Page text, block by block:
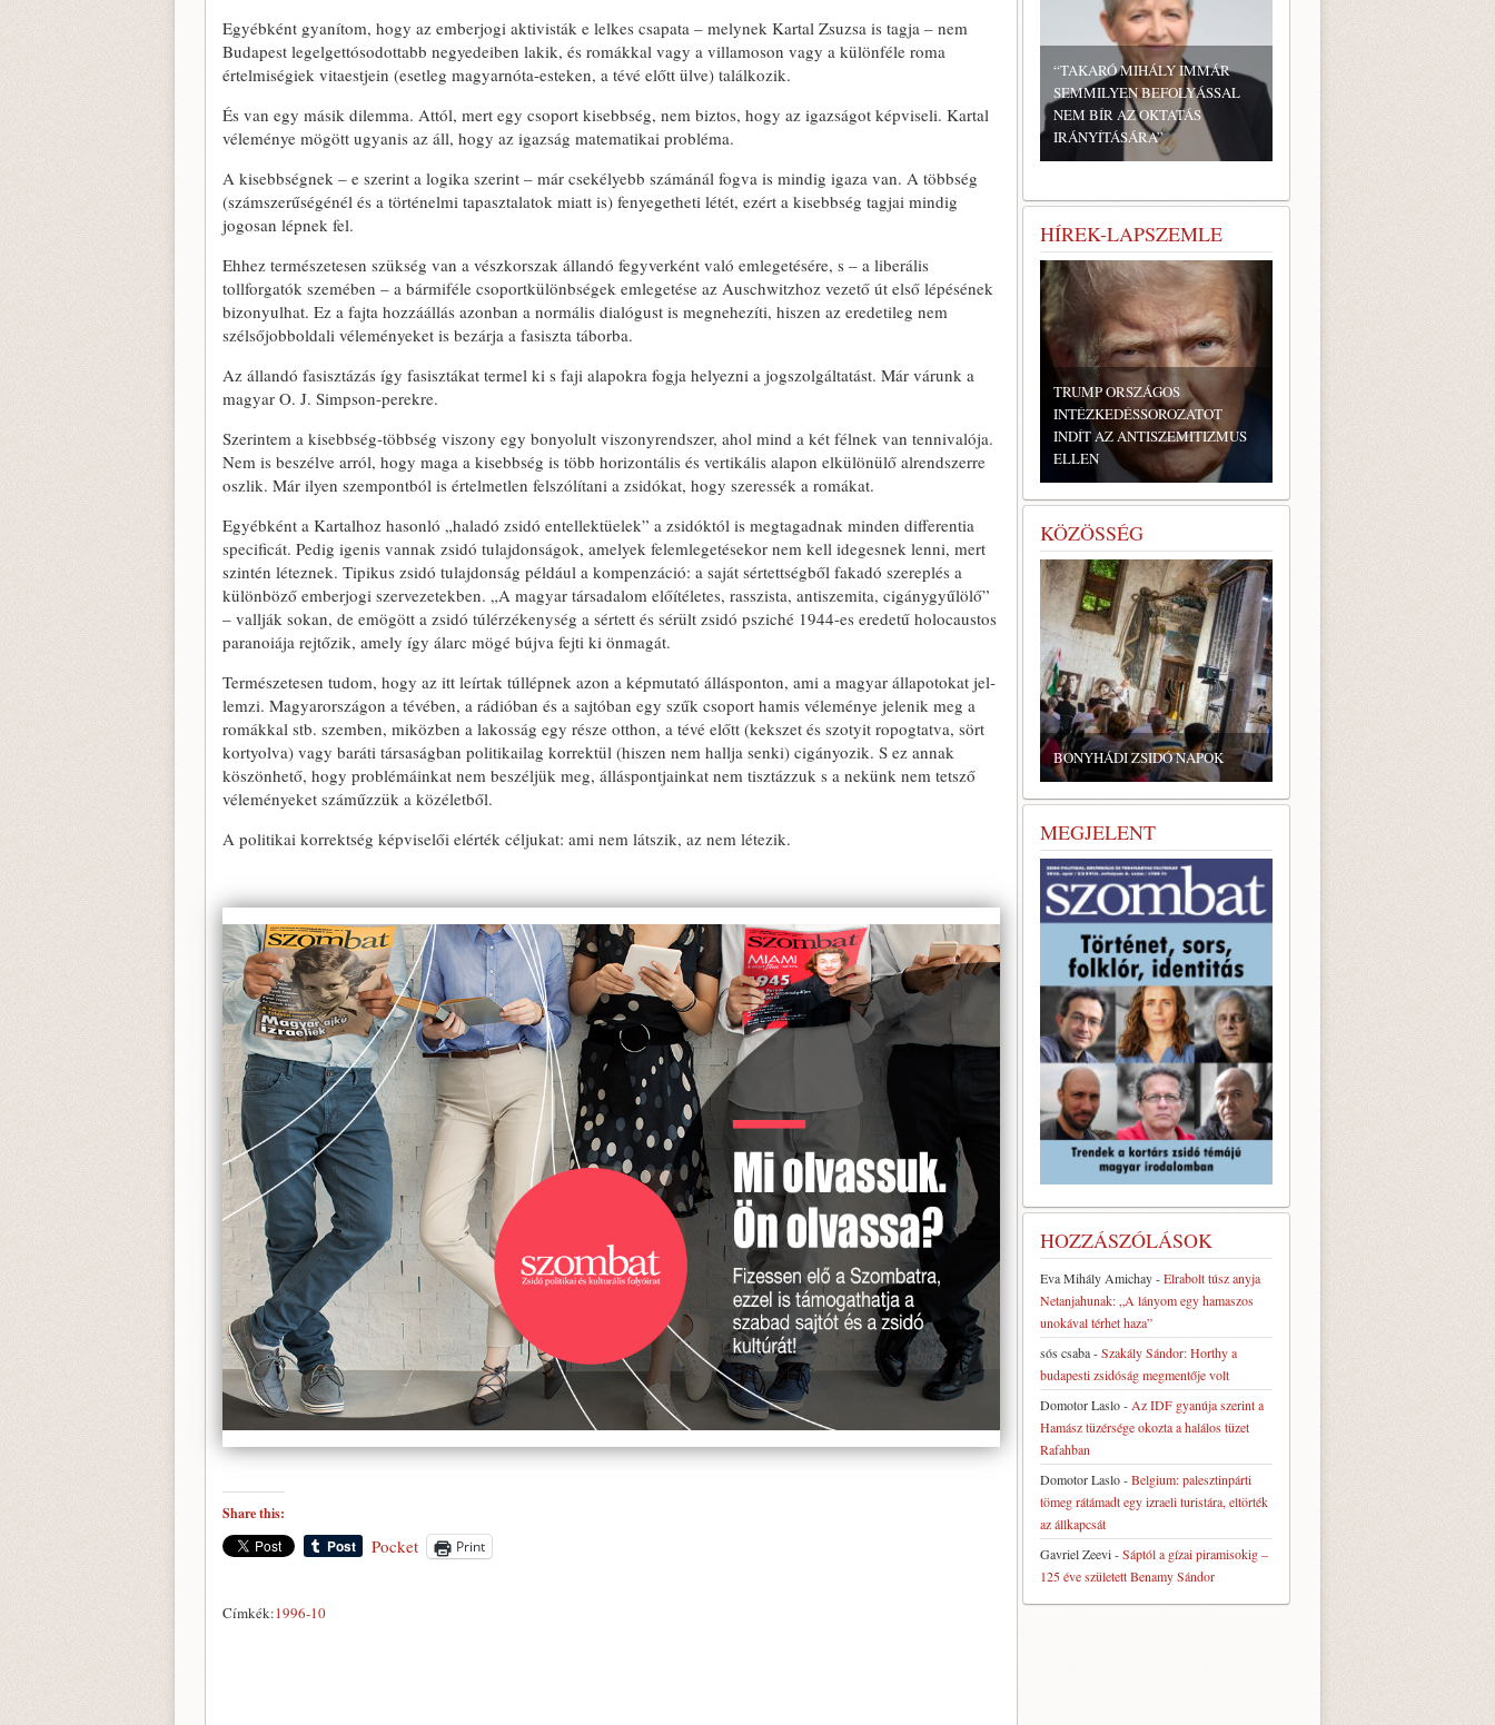
Egyébként gyanítom, hogy az ember­jogi aktivisták e lelkes csapata – mely­nek Kartal Zsuzsa is tagja – nem
Buda­pest legelgettósodottabb negyedeiben lakik, és romákkal vagy a villamoson vagy a különféle roma
értelmiségiek vi­taestjein (esetleg magyarnóta-esteken, a tévé előtt ülve) találkozik.
És van egy másik dilemma. Attól, mert egy csoport kisebbség, nem biz­tos, hogy az igazságot képviseli. Kartal
véleménye mögött ugyanis az áll, hogy az igazság matematikai probléma.
A kisebbségnek – e szerint a logika szerint – már csekélyebb számánál fog­va is mindig igaza van. A többség
(számszerűségénél és a történelmi ta­pasztalatok miatt is) fenyegetheti létét, ezért a kisebbség tagjai mindig
jogosan lépnek fel.
Ehhez természetesen szükség van a vészkorszak állandó fegyverként való emlegetésére, s – a liberális
tollforgatók szemében – a bármiféle csoportkü­lönbségek emlegetése az Auschwitzhoz vezető út első lépésének
bizonyulhat. Ez a fajta hozzáállás azonban a normá­lis dialógust is megnehezíti, hiszen az eredetileg nem
szélsőjobboldali véle­ményeket is bezárja a fasiszta táborba.
Az állandó fasisztázás így fasisztákat termel ki s faji alapokra fogja helyezni a jogszolgáltatást. Már várunk a
magyar O. J. Simpson-perekre.
Szerintem a kisebbség-többség vi­szony egy bonyolult viszonyrendszer, ahol mind a két félnek van tennivalója.
Nem is beszélve arról, hogy maga a ki­sebbség is több horizontális és vertikális alapon elkülönülő alrendszerre
osz­lik. Már ilyen szempontból is értelmet­len felszólítani a zsidókat, hogy szeres­sék a romákat.
Egyébként a Kartalhoz hasonló „hala­dó zsidó entellektüelek” a zsidóktól is megtagadnak minden differentia
specificát. Pedig igenis vannak zsidó tulajdon­ságok, amelyek felemlegetésekor nem kell idegesnek lenni, mert
szintén létez­nek. Tipikus zsidó tulajdonság például a kompenzáció: a saját sértettségből faka­dó szereplés a
különböző emberjogi szervezetekben. „A magyar társadalom előítéletes, rasszista, antiszemita, cigánygyűlölő”
– vallják sokan, de emögött a zsidó túlérzékenység a sértett és sérült zsidó psziché 1944-es eredetű holocaustos
paranoiája rejtőzik, amely így álarc mögé bújva fejti ki önmagát.
Természetesen tudom, hogy az itt le­írtak túllépnek azon a képmutató állás­ponton, ami a magyar állapotokat jel­
lemzi. Magyarországon a tévében, a rá­dióban és a sajtóban egy szűk csoport hamis véleménye jelenik meg a
romák­kal stb. szemben, miközben a lakosság egy része otthon, a tévé előtt (kekszet és szotyit ropogtatva, sört
kortyolva) vagy baráti társaságban politikailag kor­rektül (hiszen nem hallja senki) cigányozik. S ez annak
köszönhető, hogy problémáinkat nem beszéljük meg, ál­láspontjainkat nem tisztázzuk s a nekünk nem tetsző
véleményeket szám­űzzük a közéletből.
A politikai korrektség képviselői elér­ték céljukat: ami nem látszik, az nem létezik.
Share this:
Pocket Print
Címkék:1996-10
“TAKARÓ MIHÁLY IMMÁR
SEMMILYEN BEFOLYÁSSAL
NEM BÍR AZ OKTATÁS
IRÁNYÍTÁSÁRA”
HÍREK-LAPSZEMLE
TRUMP ORSZÁGOS
INTÉZKEDÉSSOROZATOT
INDÍT AZ ANTISZEMITIZMUS
ELLEN
KÖZÖSSÉG
BONYHÁDI ZSIDÓ NAPOK
ZSIDÓ GASZTRONÓMIAI
TALÁLKOZÓ A BONYHÁDI
ZSINAGÓGÁBAN
MEGJELENT
HOZZÁSZÓLÁSOK
Eva Mihály Amichay-Elrabolt túsz anyja
Netanjahunak: „A lányom egy hamaszos
unokával térhet haza”
sós csaba-Szakály Sándor: Horthy a
budapesti zsidóság megmentője volt
Domotor Laslo- Az IDF gyanúja szerint a
Hamász tüzérsége okozta a halálos tüzet
Rafahban
Domotor Laslo-Belgium: palesztinpárti
tömeg rátámadt egy izraeli turistára, eltörték
az állkapcsát
Gavriel Zeevi-Sáptól a gízai piramisokig –
125 éve született Benamy Sándor